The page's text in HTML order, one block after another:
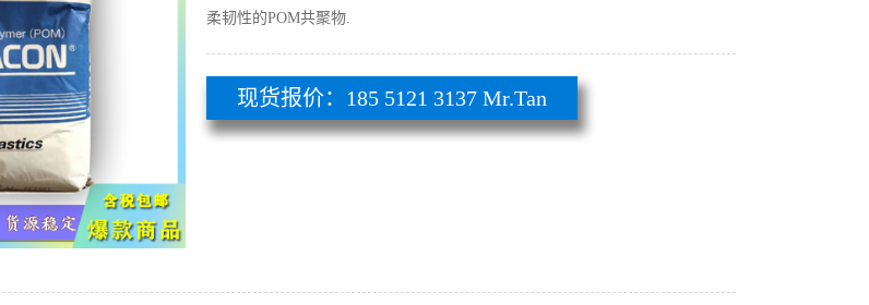
柔韧性的POM共聚物.
现货报价：185 5121 3137 Mr.Tan